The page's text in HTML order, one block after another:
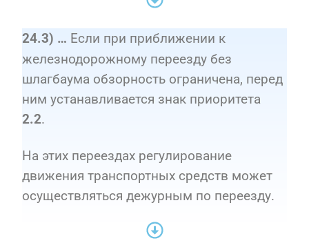
24.3) … Если при приближении к
железнодорожному переезду без
шлагбаума обзорность ограничена, перед
ним устанавливается знак приоритета
2.2.
На этих переездах регулирование
движения транспортных средств может
осуществляться дежурным по переезду.